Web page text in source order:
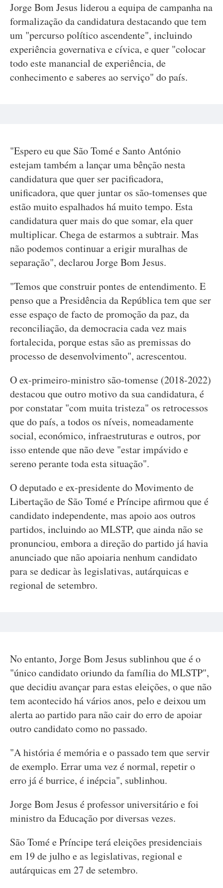
Jorge Bom Jesus liderou a equipa de campanha na
formalização da candidatura destacando que tem
um "percurso político ascendente", incluindo
experiência governativa e cívica, e quer "colocar
todo este manancial de experiência, de
conhecimento e saberes ao serviço" do país.
"Espero eu que São Tomé e Santo António
estejam também a lançar uma bênção nesta
candidatura que quer ser pacificadora,
unificadora, que quer juntar os são-tomenses que
estão muito espalhados há muito tempo. Esta
candidatura quer mais do que somar, ela quer
multiplicar. Chega de estarmos a subtrair. Mas
não podemos continuar a erigir muralhas de
separação", declarou Jorge Bom Jesus.
"Temos que construir pontes de entendimento. E
penso que a Presidência da República tem que ser
esse espaço de facto de promoção da paz, da
reconciliação, da democracia cada vez mais
fortalecida, porque estas são as premissas do
processo de desenvolvimento", acrescentou.
O ex-primeiro-ministro são-tomense (2018-2022)
destacou que outro motivo da sua candidatura, é
por constatar "com muita tristeza" os retrocessos
que do país, a todos os níveis, nomeadamente
social, económico, infraestruturas e outros, por
isso entende que não deve "estar impávido e
sereno perante toda esta situação".
O deputado e ex-presidente do Movimento de
Libertação de São Tomé e Príncipe afirmou que é
candidato independente, mas apoio aos outros
partidos, incluindo ao MLSTP, que ainda não se
pronunciou, embora a direção do partido já havia
anunciado que não apoiaria nenhum candidato
para se dedicar às legislativas, autárquicas e
regional de setembro.
No entanto, Jorge Bom Jesus sublinhou que é o
"único candidato oriundo da família do MLSTP",
que decidiu avançar para estas eleições, o que não
tem acontecido há vários anos, pelo e deixou um
alerta ao partido para não cair do erro de apoiar
outro candidato como no passado.
"A história é memória e o passado tem que servir
de exemplo. Errar uma vez é normal, repetir o
erro já é burrice, é inépcia", sublinhou.
Jorge Bom Jesus é professor universitário e foi
ministro da Educação por diversas vezes.
São Tomé e Príncipe terá eleições presidenciais
em 19 de julho e as legislativas, regional e
autárquicas em 27 de setembro.